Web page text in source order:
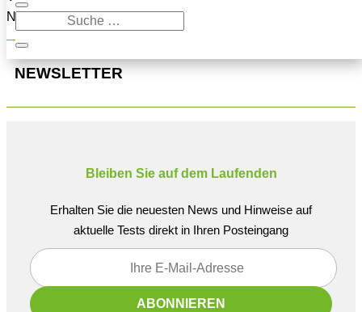
Navigation oben, um den Beitrag zu finden.
NEWSLETTER
Bleiben Sie auf dem Laufenden
Erhalten Sie die neuesten News und Hinweise auf
aktuelle Tests direkt in Ihren Posteingang